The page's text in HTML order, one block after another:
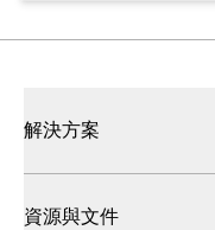
解決方案
資源與文件